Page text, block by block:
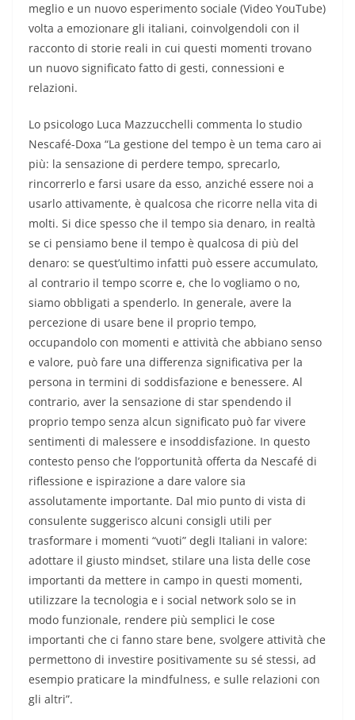
meglio e un nuovo esperimento sociale (Video YouTube)
volta a emozionare gli italiani, coinvolgendoli con il
racconto di storie reali in cui questi momenti trovano
un nuovo significato fatto di gesti, connessioni e
relazioni.
Lo psicologo Luca Mazzucchelli commenta lo studio
Nescafé-Doxa “La gestione del tempo è un tema caro ai
più: la sensazione di perdere tempo, sprecarlo,
rincorrerlo e farsi usare da esso, anziché essere noi a
usarlo attivamente, è qualcosa che ricorre nella vita di
molti. Si dice spesso che il tempo sia denaro, in realtà
se ci pensiamo bene il tempo è qualcosa di più del
denaro: se quest’ultimo infatti può essere accumulato,
al contrario il tempo scorre e, che lo vogliamo o no,
siamo obbligati a spenderlo. In generale, avere la
percezione di usare bene il proprio tempo,
occupandolo con momenti e attività che abbiano senso
e valore, può fare una differenza significativa per la
persona in termini di soddisfazione e benessere. Al
contrario, aver la sensazione di star spendendo il
proprio tempo senza alcun significato può far vivere
sentimenti di malessere e insoddisfazione. In questo
contesto penso che l’opportunità offerta da Nescafé di
riflessione e ispirazione a dare valore sia
assolutamente importante. Dal mio punto di vista di
consulente suggerisco alcuni consigli utili per
trasformare i momenti “vuoti” degli Italiani in valore:
adottare il giusto mindset, stilare una lista delle cose
importanti da mettere in campo in questi momenti,
utilizzare la tecnologia e i social network solo se in
modo funzionale, rendere più semplici le cose
importanti che ci fanno stare bene, svolgere attività che
permettono di investire positivamente su sé stessi, ad
esempio praticare la mindfulness, e sulle relazioni con
gli altri”.